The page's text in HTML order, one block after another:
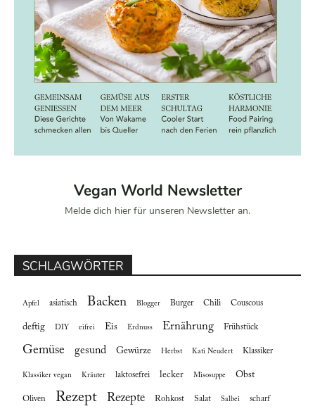
Vegan World Newsletter
Melde dich hier für unseren Newsletter an.
SCHLAGWÖRTER
Apfel asiatisch Backen Blogger Burger Chili Couscous
deftig DIY eifrei Eis Erdnuss Ernährung Frühstück
Gemüse gesund Gewürze Herbst Kati Neudert Klassiker
Klassiker vegan Kräuter laktosefrei lecker Misosuppe Obst
Oliven Rezept Rezepte Rohkost Salat Salbei scharf